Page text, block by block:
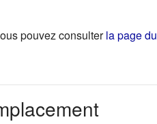
situation de handicap dans
pouvez consulterla page